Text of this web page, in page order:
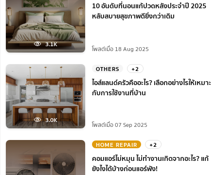
3.1K
10 อันดับที่นอนแก้ปวดหลังประจำปี 2025
หลับสบายสุขภาพดียิ่งกว่าเดิม
โพสต์เมื่อ 18 Aug 2025
3.0K
OTHERS +2
ไอส์แลนด์ครัวคืออะไร? เลือกอย่างไรให้เหมาะ
กับการใช้งานที่บ้าน
โพสต์เมื่อ 07 Sep 2025
HOME REPAIR +2
คอมแอร์ไม่หมุน ไม่ทํางานเกิดจากอะไร? แก้
ยังไงได้บ้างก่อนแอร์พัง!